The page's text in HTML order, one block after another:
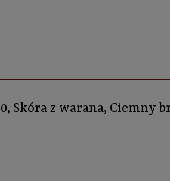
Skóra z warana, Ciemny